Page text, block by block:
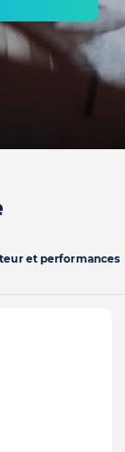
et performances